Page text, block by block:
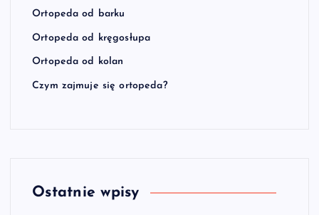
Ortopeda od barku
Ortopeda od kręgosłupa
Ortopeda od kolan
Czym zajmuje się ortopeda?
Ostatnie wpisy